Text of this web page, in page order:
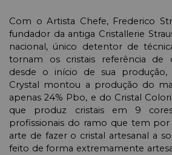
Com o Artista Chefe, Frederico
fundador da antiga Cristallerie
nacional, único detentor de
tornam os cristais referência de
desde o início de sua
Crystal montou a produção do
apenas 24% Pbo, e do Cristal
que produz cristais em 9
profissionais do ramo que tem
arte de fazer o cristal artesanal a
feito de forma extremamente